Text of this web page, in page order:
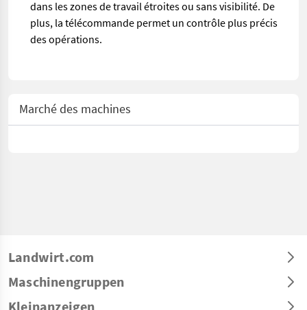
dans les zones de travail étroites ou sans visibilité. De
plus, la télécommande permet un contrôle plus précis
des opérations.
Marché des machines
Landwirt.com
Maschinengruppen
Kleinanzeigen